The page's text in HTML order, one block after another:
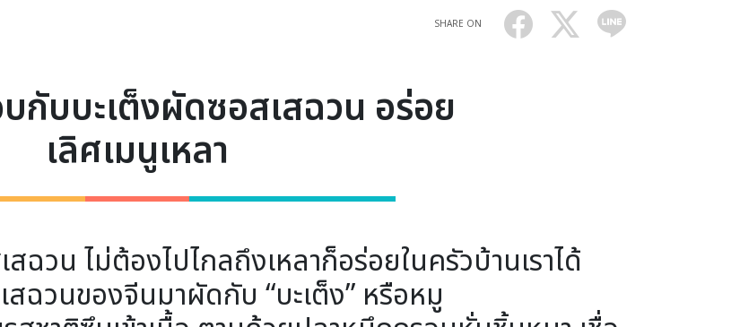
SHARE ON
กับบะเต็งผัดซอสเสฉวน อร่อย
เลิศเมนูเหลา
วน ไม่ต้องไปไกลถึงเหลาก็อร่อยในครัวบ้านเราได้
ฉวนของจีนมาผัดกับ “บะเต็ง” หรือหมู